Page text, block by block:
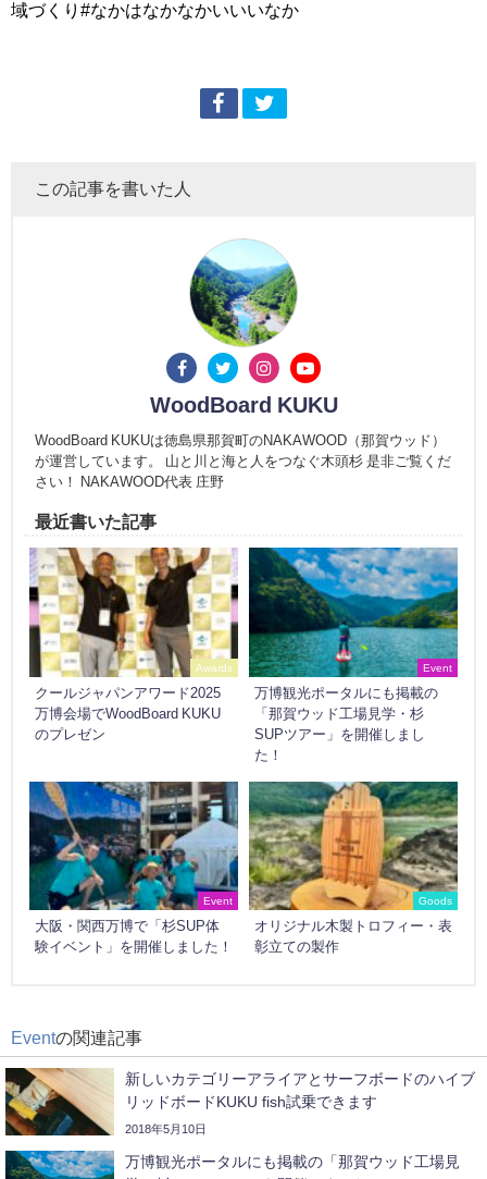
域づくり#なかはなかなかいいいなか
この記事を書いた人
WoodBoard KUKU
WoodBoard KUKUは徳島県那賀町のNAKAWOOD（那賀ウッド）
が運営しています。 山と川と海と人をつなぐ木頭杉 是非ご覧くだ
さい！ NAKAWOOD代表 庄野
最近書いた記事
Awards
クールジャパンアワード2025
万博会場でWoodBoard KUKU
のプレゼン
Event
万博観光ポータルにも掲載の
「那賀ウッド工場見学・杉
SUPツアー」を開催しまし
た！
Event
大阪・関西万博で「杉SUP体
験イベント」を開催しました！
Goods
オリジナル木製トロフィー・表
彰立ての製作
Eventの関連記事
新しいカテゴリーアライアとサーフボードのハイブ
リッドボードKUKU fish試乗できます
2018年5月10日
万博観光ポータルにも掲載の「那賀ウッド工場見